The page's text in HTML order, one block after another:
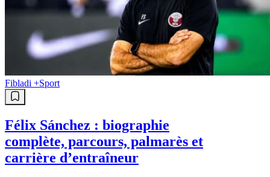
Fibladi +
Félix Sánchez : biographie
complète, parcours, palmarès et
carrière d’entraîneur